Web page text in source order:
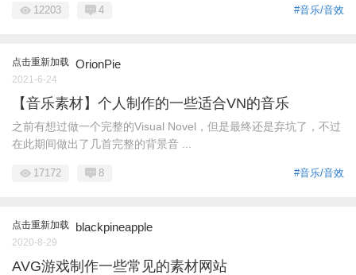
#音乐/音效
12203 4
点击重新加载 OrionPie
2021-6-24
【音乐素材】个人制作的一些适合VN的音乐
之前有想过做一个完整的Visual Novel，但是最终还是弃坑了，不过
在此期间做出了几首完整的背景音 ...
#音乐/音效
17172 8
点击重新加载 blackpineapple
2020-8-29
AVG游戏制作一些常见的素材网站